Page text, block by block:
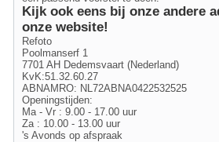
Kijk ook eens bij onze andere
onze website!
Refoto
Poolmanserf 1
7701 AH Dedemsvaart (Nederland)
KvK:51.32.60.27
ABNAMRO: NL72ABNA0422532525
Openingstijden:
Ma - Vr : 9.00 - 17.00 uur
Za : 10.00 - 13.00 uur
's Avonds op afspraak